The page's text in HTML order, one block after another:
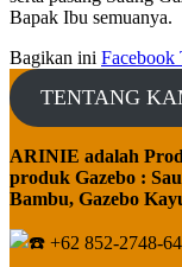
Bapak Ibu semuanya.
Bagikan ini Facebook
TENTANG
ARINIE adalah
produk Gazebo :
Bambu, Gazebo
+62 852-2748-